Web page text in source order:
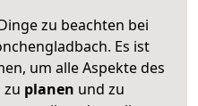
zu beachten bei
Es ist
um alle Aspekte des
zu planen und zu